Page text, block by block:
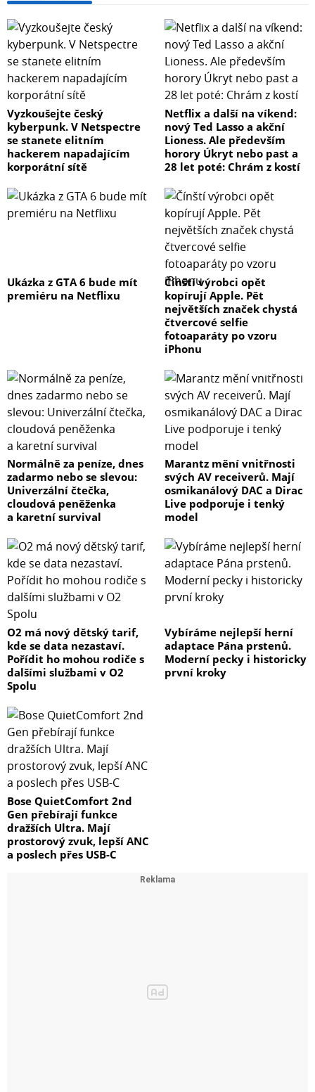
Vyzkoušejte český
kyberpunk. V Netspectre
se stanete elitním
hackerem napadajícím
korporátní sítě
Netflix a další na víkend:
nový Ted Lasso a akční
Lioness. Ale především
horory Úkryt nebo past a
28 let poté: Chrám z kostí
Ukázka z GTA 6 bude mít
premiéru na Netflixu
Čínští výrobci opět
kopírují Apple. Pět
největších značek chystá
čtvercové selfie
fotoaparáty po vzoru
iPhonu
Normálně za peníze, dnes
zadarmo nebo se slevou:
Univerzální čtečka,
cloudová peněženka
a karetní survival
Marantz mění vnitřnosti
svých AV receiverů. Mají
osmikanálový DAC a Dirac
Live podporuje i tenký
model
O2 má nový dětský tarif,
kde se data nezastaví.
Pořídit ho mohou rodiče s
dalšími službami v O2
Spolu
Vybíráme nejlepší herní
adaptace Pána prstenů.
Moderní pecky i historicky
první kroky
Bose QuietComfort 2nd
Gen přebírají funkce
dražších Ultra. Mají
prostorový zvuk, lepší ANC
a poslech přes USB-C